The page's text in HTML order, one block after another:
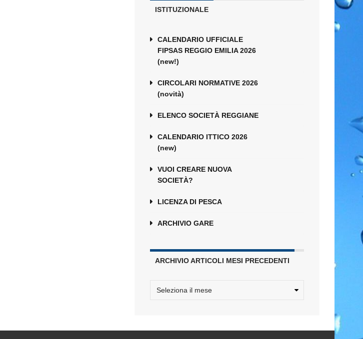
ISTITUZIONALE
CALENDARIO UFFICIALE
FIPSAS REGGIO EMILIA 2026
(new!)
CIRCOLARI NORMATIVE 2026
(novità)
ELENCO SOCIETÀ REGGIANE
CALENDARIO ITTICO 2026
(new)
VUOI CREARE NUOVA
SOCIETÀ?
LICENZA DI PESCA
ARCHIVIO GARE
ARCHIVIO ARTICOLI MESI PRECEDENTI